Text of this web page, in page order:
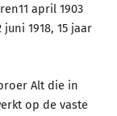
april 1903
1918, 15 jaar
Alt die in
op de vaste